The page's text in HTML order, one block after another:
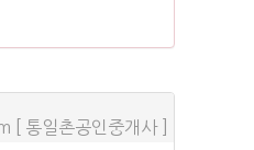
일촌공인중개사 ]